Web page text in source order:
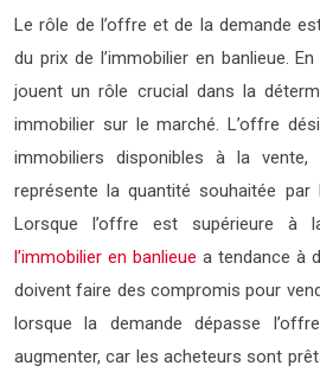
Le rôle de l’offre et de la demande
du prix de l’immobilier en banlieue.
jouent un rôle crucial dans la
immobilier sur le marché. L’offre
immobiliers disponibles à la
représente la quantité souhaitée par
Lorsque l’offre est supérieure à
l’immobilier en banlieue a tendance à
doivent faire des compromis pour
lorsque la demande dépasse
augmenter, car les acheteurs sont